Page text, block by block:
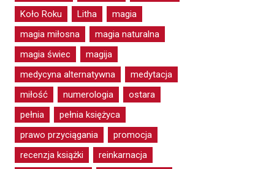
Koło Roku
Litha
magia
magia miłosna
magia naturalna
magia świec
magija
medycyna alternatywna
medytacja
miłość
numerologia
ostara
pełnia
pełnia księżyca
prawo przyciągania
promocja
recenzja książki
reinkarnacja